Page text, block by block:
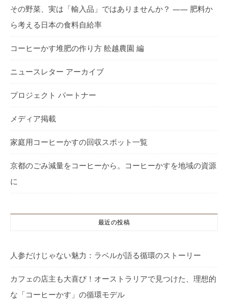
その野菜、実は「輸入品」ではありませんか？ —— 肥料か
ら考える日本の食料自給率
コーヒーかす堆肥の作り方 舩越農園 編
ニュースレター アーカイブ
プロジェクト パートナー
メディア掲載
家庭用コーヒーかすの回収スポット一覧
京都のごみ減量をコーヒーから。コーヒーかすを地域の資源
に
最近の投稿
人参だけじゃない魅力：ラベルが語る循環のストーリー
カフェの店主も大喜び！オーストラリアで見つけた、理想的
な「コーヒーかす」の循環モデル